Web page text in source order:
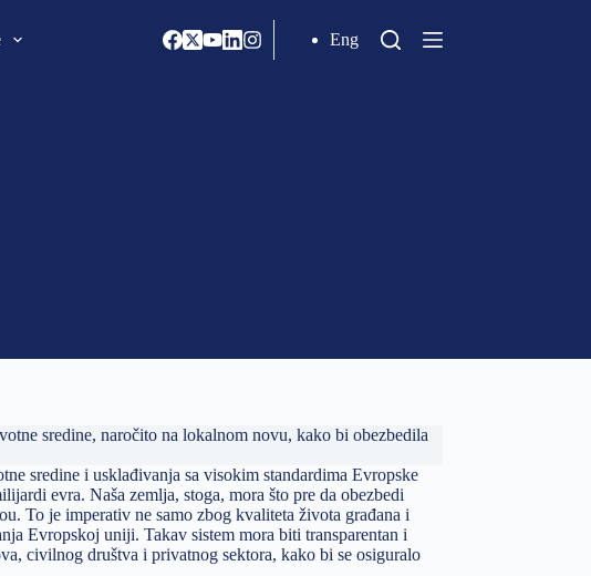
Eng
sredine, naročito na lokalnom novu, kako bi obezbedila
sredine i usklađivanja sa visokim standardima Evropske
evra. Naša zemlja, stoga, mora što pre da obezbedi
To je imperativ ne samo zbog kvaliteta života građana i
Evropskoj uniji. Takav sistem mora biti transparentan i
civilnog društva i privatnog sektora, kako bi se osiguralo